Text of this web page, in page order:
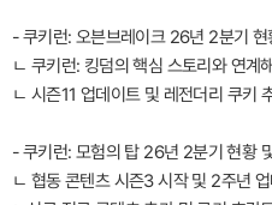
- 쿠키런: 오븐브레이크 26년 2분기 현
ㄴ 쿠키런: 킹덤의 핵심 스토리와 연계
ㄴ 시즌11 업데이트 및 레전더리 쿠키
- 쿠키런: 모험의 탑 26년 2분기 현황
ㄴ 협동 콘텐츠 시즌3 시작 및 2주년